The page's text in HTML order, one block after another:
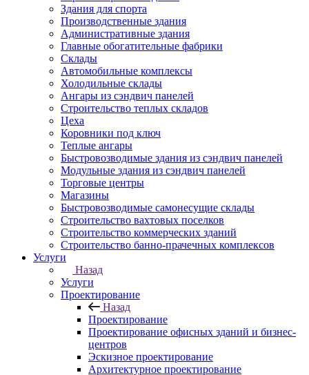
Здания для спорта
Производственные здания
Административные здания
Главные обогатительные фабрики
Склады
Автомобильные комплексы
Холодильные склады
Ангары из сэндвич панелей
Строительство теплых складов
Цеха
Коровники под ключ
Теплые ангары
Быстровозводимые здания из сэндвич панелей
Модульные здания из сэндвич панелей
Торговые центры
Магазины
Быстровозводимые самонесущие склады
Строительство вахтовых поселков
Строительство коммерческих зданий
Строительство банно-прачечных комплексов
Услуги
Назад
Услуги
Проектирование
Назад
Проектирование
Проектирование офисных зданий и бизнес-
центров
Эскизное проектирование
Архитектурное проектирование